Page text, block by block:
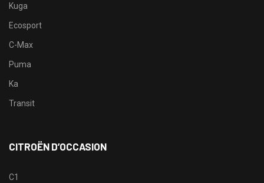
Kuga
Ecosport
C-Max
Puma
Ka
Transit
CITROËN D’OCCASION
C1